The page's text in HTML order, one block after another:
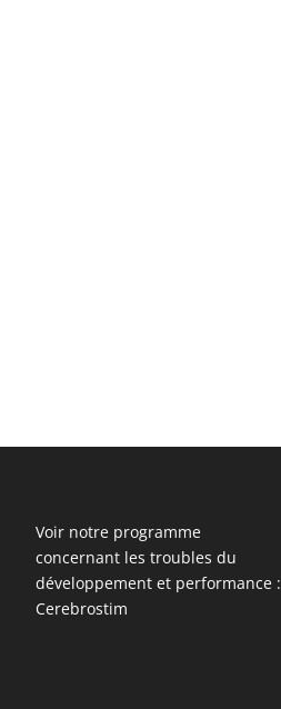
Voir notre programme
concernant les troubles du
développement et performance :
Cerebrostim